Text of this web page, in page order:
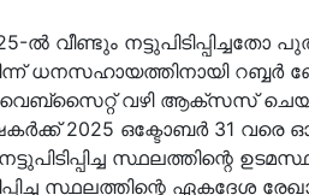
ൽ വീണ്ടും നട്ടുപിടിപ്പിച്ചതോ
ധനസഹായത്തിനായി
വഴി ആക്‌സസ്
2025 ഒക്ടോബർ 31
സ്ഥലത്തിന്റെ
സ്ഥലത്തിന്റെ ഏകദേശ